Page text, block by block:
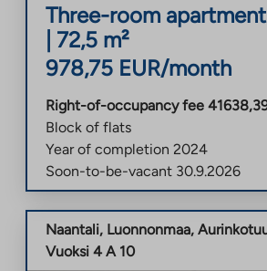
Three-room apartment|
72,5 m²
978,75 EUR/month
Right-of-occupancy fee
Block of flats
Year of completion 2024
Soon-to-be-vacant 30.9.2026
Naantali, Luonnonmaa,
Vuoksi 4 A 10